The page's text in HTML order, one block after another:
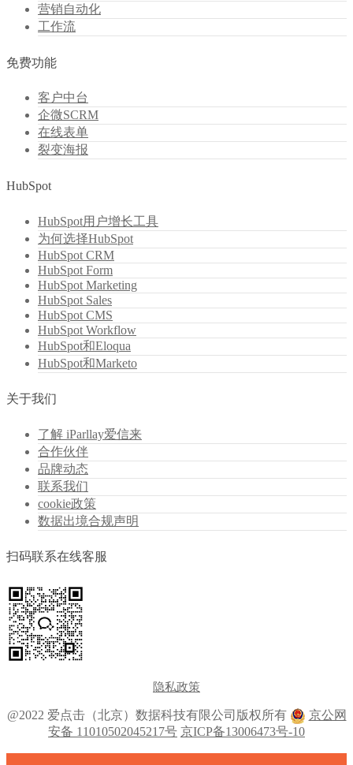
营销自动化
工作流
免费功能
客户中台
企微SCRM
在线表单
裂变海报
HubSpot
HubSpot用户增长工具
为何选择HubSpot
HubSpot CRM
HubSpot Form
HubSpot Marketing
HubSpot Sales
HubSpot CMS
HubSpot Workflow
HubSpot和Eloqua
HubSpot和Marketo
关于我们
了解 iParllay爱信来
合作伙伴
品牌动态
联系我们
cookie政策
数据出境合规声明
扫码联系在线客服
隐私政策
@2022 爱点击（北京）数据科技有限公司版权所有
京公网
安备 11010502045217号 京ICP备13006473号-10